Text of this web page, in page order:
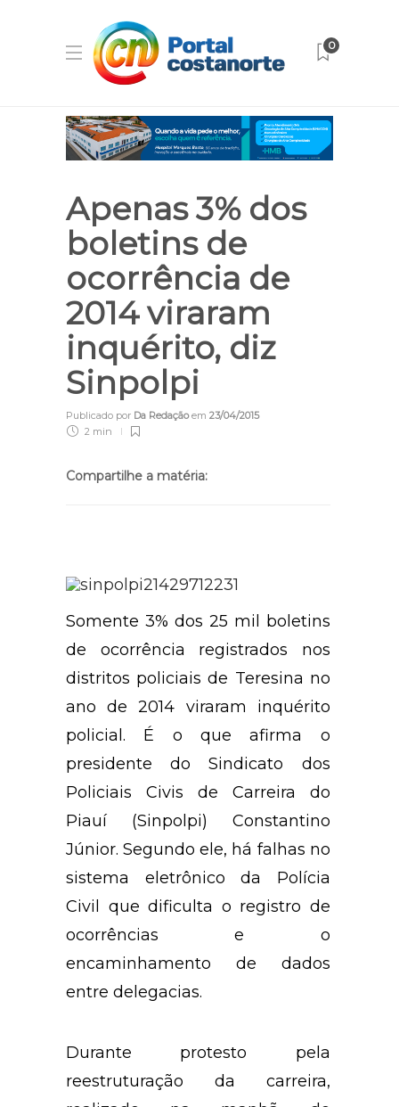
0
Apenas 3% dos
boletins de
ocorrência de
2014 viraram
inquérito, diz
Sinpolpi
Publicado por Da Redaçãoem 23/04/2015
2 min
Compartilhe a matéria:
Somente 3% dos 25 mil boletins
de ocorrência registrados nos
distritos policiais de Teresina no
ano de 2014 viraram inquérito
policial. É o que afirma o
presidente do Sindicato dos
Policiais Civis de Carreira do
Piauí (Sinpolpi) Constantino
Júnior. Segundo ele, há falhas no
sistema eletrônico da Polícia
Civil que dificulta o registro de
ocorrências e o
encaminhamento de dados
entre delegacias.
Durante protesto pela
reestruturação da carreira,